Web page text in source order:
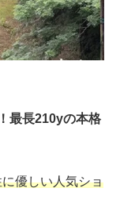
最長210yの本格
優しい人気ショ